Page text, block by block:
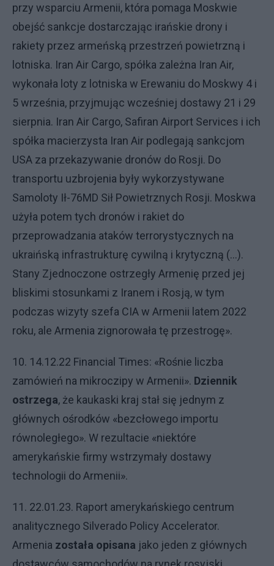
przy wsparciu Armenii, która pomaga Moskwie
obejść sankcje dostarczając irańskie drony i
rakiety przez armeńską przestrzeń powietrzną i
lotniska. Iran Air Cargo, spółka zależna Iran Air,
wykonała loty z lotniska w Erewaniu do Moskwy 4 i
5 września, przyjmując wcześniej dostawy 21 i 29
sierpnia. Iran Air Cargo, Safiran Airport Services i ich
spółka macierzysta Iran Air podlegają sankcjom
USA za przekazywanie dronów do Rosji. Do
transportu uzbrojenia były wykorzystywane
Samoloty Ił-76MD Sił Powietrznych Rosji. Moskwa
użyła potem tych dronów i rakiet do
przeprowadzania ataków terrorystycznych na
ukraińską infrastrukturę cywilną i krytyczną (...).
Stany Zjednoczone ostrzegły Armenię przed jej
bliskimi stosunkami z Iranem i Rosją, w tym
podczas wizyty szefa CIA w Armenii latem 2022
roku, ale Armenia zignorowała tę przestrogę».
10. 14.12.22 Financial Times: «Rośnie liczba
zamówień na mikroczipy w Armenii». Dziennik
ostrzega, że kaukaski kraj stał się jednym z
głównych ośrodków «bezcłowego importu
równoległego». W rezultacie «niektóre
amerykańskie firmy wstrzymały dostawy
technologii do Armenii».
11. 22.01.23. Raport amerykańskiego centrum
analitycznego Silverado Policy Accelerator.
Armenia została opisana jako jeden z głównych